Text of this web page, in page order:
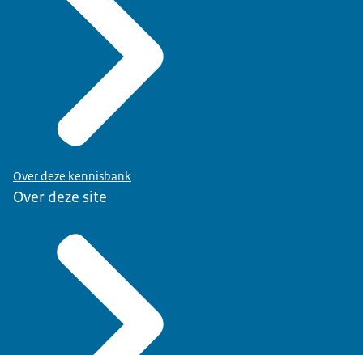
Over deze kennisbank
Over deze site